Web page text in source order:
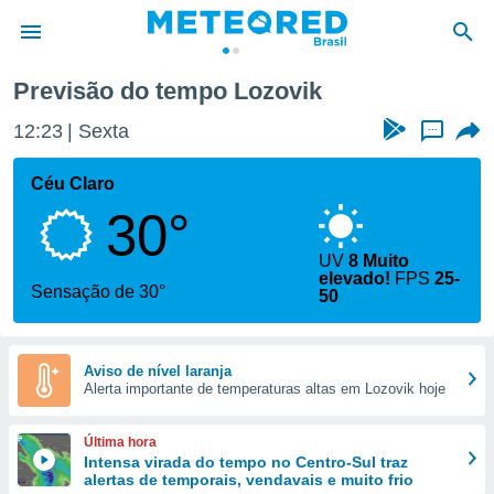
da
fornecidas
a este
das
e
forma
digital
Previsão do tempo Lozovik
12:23 Sexta ...
Céu Claro
30°
Sensação de 30°
UV8 Muito
elevado! FPS25-
50
Aviso de nível laranja
Alerta importante de temperaturas altas em Lozovik hoje
Última hora
Intensa virada do tempo no Centro-Sul traz
alertas de temporais, vendavais e muito frio